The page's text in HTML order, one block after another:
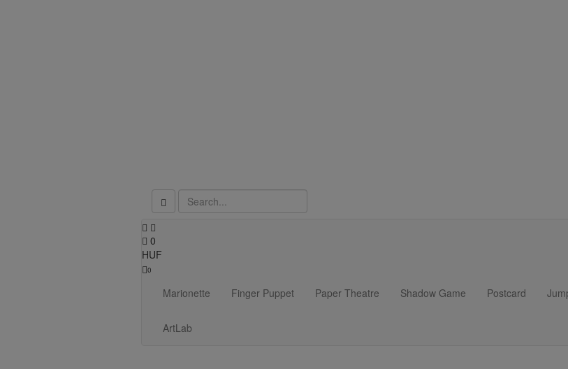
0
HUF
0
Marionette Finger Puppet Paper Theatre Shadow Game Postcard
ArtLab